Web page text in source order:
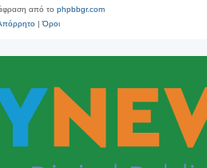
από το phpbbgr.com
|Όροι